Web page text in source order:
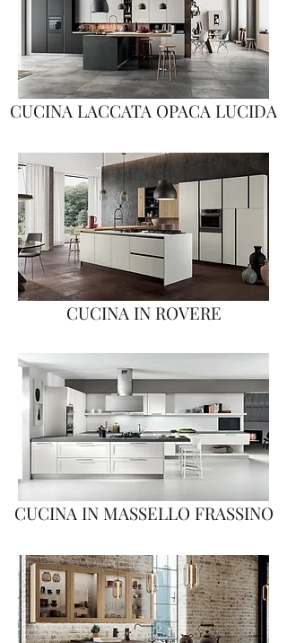
CUCINA LACCATA OPACA LUCIDA
CUCINA IN ROVERE
CUCINA IN MASSELLO FRASSINO